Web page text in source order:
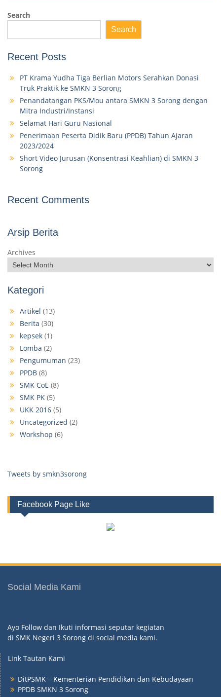
Search
Search
Recent Posts
PT Krama Yudha Tiga Berlian Motors Serahkan Donasi
Truk Praktik ke SMKN 3 Sorong
Penandatangan PKS/Mou antara SMKN 3 Sorong dengan
Mitra Industri/Instansi
Selamat Hari Guru Nasional
Penerimaan Peserta Didik Baru (PPDB) Tahun Ajaran
2023/2024
Short Video Jurusan (Konsentrasi Keahlian) di SMKN 3
Sorong
Recent Comments
Arsip Berita
Archives
Kategori
Artikel (13)
Berita (30)
kepsek (1)
Lomba (2)
Pengumuman (23)
PPDB (8)
SMK CoE (8)
SMK PK (5)
UKK 2016 (5)
Uncategorized (2)
Workshop (6)
Tweets by smkn3sorong
Facebook Page Like
Social Media Kami
Ayo Follow dan Ikuti informasi seputar kegiatan
di SMK Negeri 3 Sorong di social media kami.
Link Tautan Kami
DitPSMK – Kementerian Pendidikan dan Kebudayaan
PPDB SMKN 3 Sorong